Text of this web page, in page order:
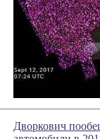
Дворкович